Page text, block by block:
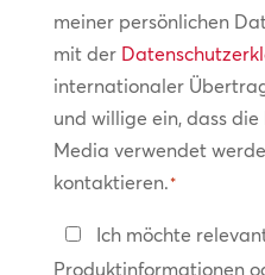
*
meiner persönlichen
mit der
internationaler
und willige ein, dass
Media verwendet
kontaktieren.*
In
Kontakt
Ich möchte
Produktinformationen